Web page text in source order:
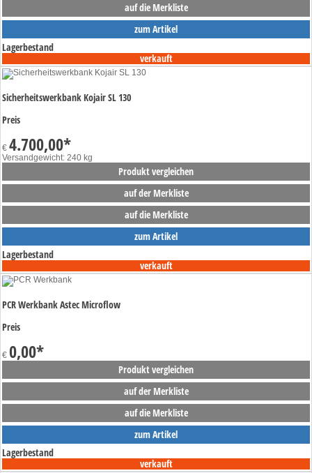
auf die Merkliste
zum Artikel
Lagerbestand
verkauft
Sicherheitswerkbank Kojair SL 130
Preis
€ 4.700,00*
Versandgewicht: 240 kg
Produkt vergleichen
auf der Merkliste
auf die Merkliste
zum Artikel
Lagerbestand
verkauft
PCR Werkbank Astec Microflow
Preis
€ 0,00*
Produkt vergleichen
auf der Merkliste
auf die Merkliste
zum Artikel
Lagerbestand
verkauft